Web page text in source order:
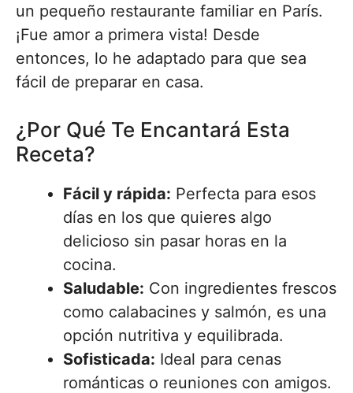
un pequeño restaurante familiar en París.
¡Fue amor a primera vista! Desde
entonces, lo he adaptado para que sea
fácil de preparar en casa.
¿Por Qué Te Encantará Esta
Receta?
Fácil y rápida: Perfecta para esos
días en los que quieres algo
delicioso sin pasar horas en la
cocina.
Saludable: Con ingredientes frescos
como calabacines y salmón, es una
opción nutritiva y equilibrada.
Sofisticada: Ideal para cenas
románticas o reuniones con amigos.